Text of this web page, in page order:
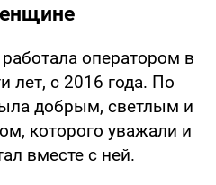
оператором в
лет, с 2016 года. По
добрым, светлым и
которого уважали и
вместе с ней.